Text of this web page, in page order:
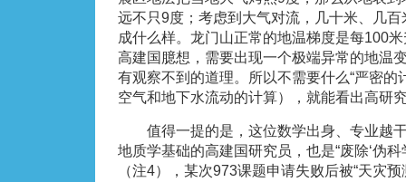
远不只9度；考虑到大气对流，几十米、几
成什么样。龙门山正常的地温梯度是每100
高建国臆想，需要出现一个极端异常的地温
有观察不到的道理。所以不需要什么“严密的
空气和地下水流动的计算），就能看出高研
值得一提的是，这位数学出身、专业越
地质学基础的高建国研究员，也是“废除‘伪科
（注4），某次973课题申请失败后被“天灾